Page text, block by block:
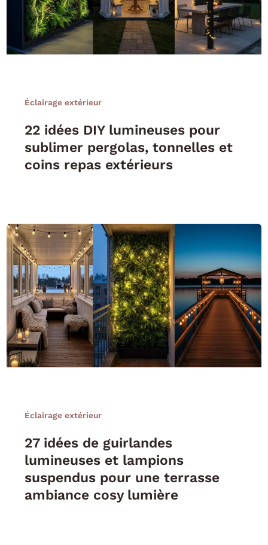
Éclairage extérieur
22 idées DIY lumineuses pour
sublimer pergolas, tonnelles et
coins repas extérieurs
Éclairage extérieur
27 idées de guirlandes
lumineuses et lampions
suspendus pour une terrasse
ambiance cosy lumière